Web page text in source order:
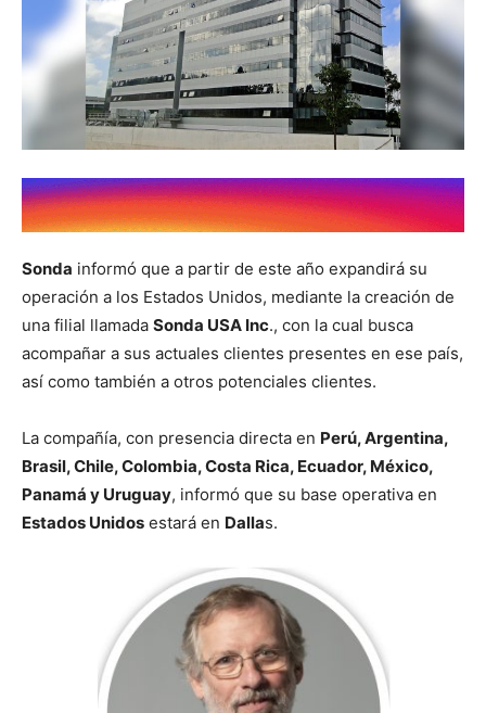
Sonda informó que a partir de este año expandirá su
operación a los Estados Unidos, mediante la creación de
una filial llamada Sonda USA Inc., con la cual busca
acompañar a sus actuales clientes presentes en ese país,
así como también a otros potenciales clientes.
La compañía, con presencia directa en Perú, Argentina,
Brasil, Chile, Colombia, Costa Rica, Ecuador, México,
Panamá y Uruguay, informó que su base operativa en
Estados Unidos estará en Dallas.